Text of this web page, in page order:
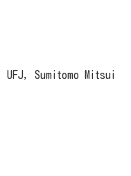
Sumitomo Mitsui